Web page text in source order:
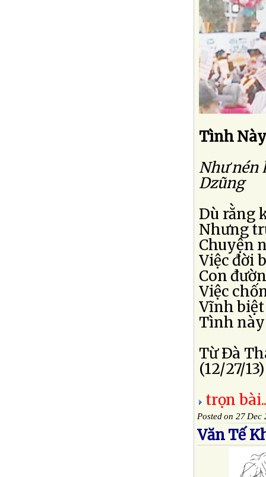
Tình
Như nén
Dzũng
Dù rằng
Nhưng
Chuyện
Việc đời
Con
Việc
Vĩnh biệt
Tình
Từ Ðà
(12/27/13)
trọn
Posted on 27 Dec
Văn Tế